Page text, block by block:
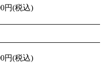
円(税込)
円(税込)